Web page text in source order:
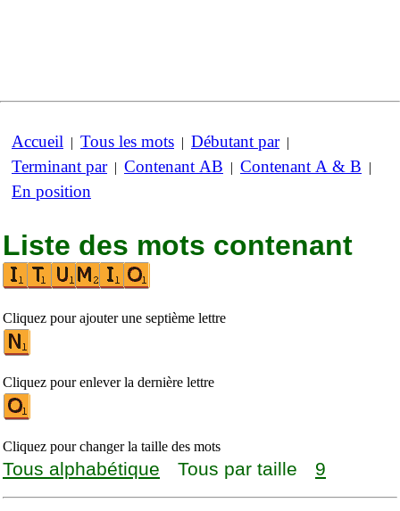
Accueil | Tous les mots | Débutant par|
Terminant par| Contenant AB | Contenant A & B |
En position
Liste des mots contenant
Cliquez pour ajouter une septième lettre
Cliquez pour enlever la dernière lettre
Cliquez pour changer la taille des mots
Tous alphabétique Tous par taille 9